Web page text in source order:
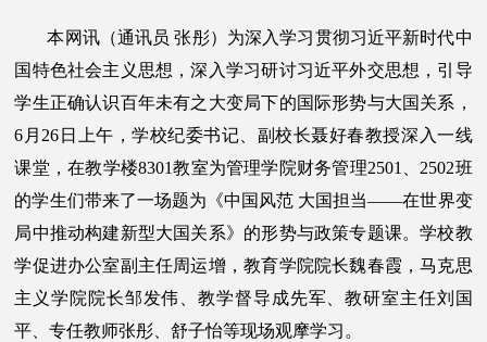
本网讯（通讯员 张彤）为深入学习贯彻习近平新时代中
国特色社会主义思想，深入学习研讨习近平外交思想，引导
学生正确认识百年未有之大变局下的国际形势与大国关系，
6月26日上午，学校纪委书记、副校长聂好春教授深入一线
课堂，在教学楼8301教室为管理学院财务管理2501、2502班
的学生们带来了一场题为《中国风范 大国担当——在世界变
局中推动构建新型大国关系》的形势与政策专题课。学校教
学促进办公室副主任周运增，教育学院院长魏春霞，马克思
主义学院院长邹发伟、教学督导成先军、教研室主任刘国
平、专任教师张彤、舒子怡等现场观摩学习。